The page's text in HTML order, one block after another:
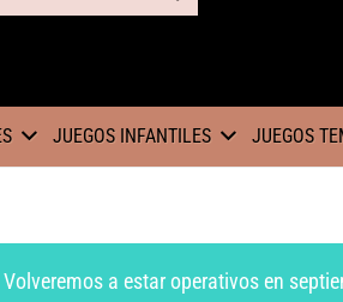
JUEGOS INFANTILES JUEGOS
a estar operativos en